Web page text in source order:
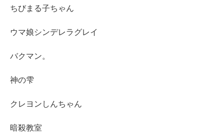
ちびまる子ちゃん
ウマ娘シンデレラグレイ
バクマン。
神の雫
クレヨンしんちゃん
暗殺教室